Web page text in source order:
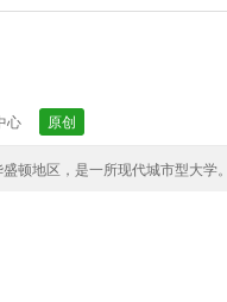
心 原创
顿地区，是一所现代城市型大学。